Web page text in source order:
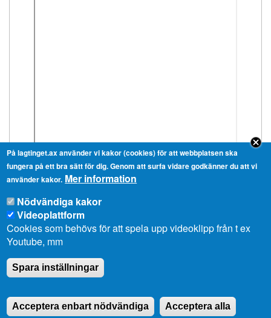
På lagtinget.ax använder vi kakor (cookies) för att webbplatsen ska
fungera på ett bra sätt för dig. Genom att surfa vidare godkänner du att vi
använder kakor. Mer information
Nödvändiga kakor
Videoplattform
Cookies som behövs för att spela upp videoklipp från t ex
Youtube, mm
Spara inställningar
Acceptera enbart nödvändiga Acceptera alla